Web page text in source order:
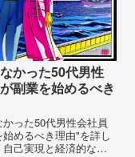
かった50代男性
副業を始めるべき
った50代男性会社員
めるべき理由"を詳し
自己実現と経済的な自